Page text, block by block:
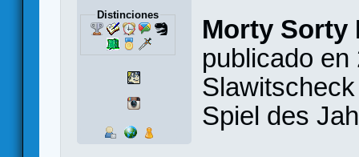
Distinciones
Morty Sorty
publicado
Spiel des